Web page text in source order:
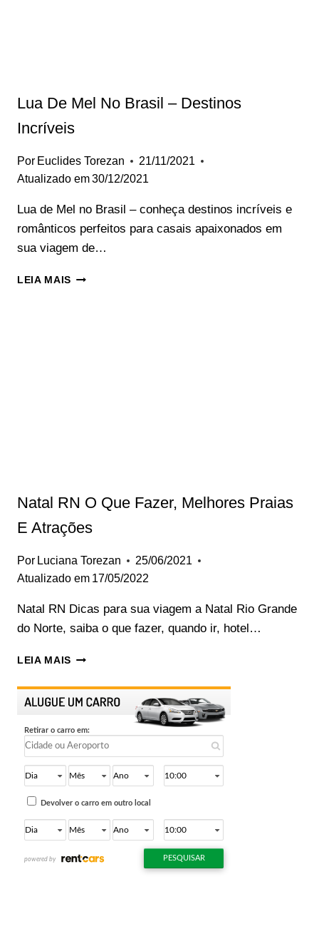
Lua De Mel No Brasil – Destinos
Incríveis
Por Euclides Torezan
21/11/2021
Atualizado em30/12/2021
Lua de Mel no Brasil – conheça destinos incríveis e
românticos perfeitos para casais apaixonados em
sua viagem de…
LEIA MAIS LUA
Natal RN O Que Fazer, Melhores Praias
E Atrações
Por Luciana Torezan
25/06/2021
Atualizado em 17/05/2022
Natal RN Dicas para sua viagem a Natal Rio Grande
do Norte, saiba o que fazer, quando ir, hotel…
LEIA MAIS NATAL
O
QUE
MELHORES
PRAIAS
ATRAÇÕES